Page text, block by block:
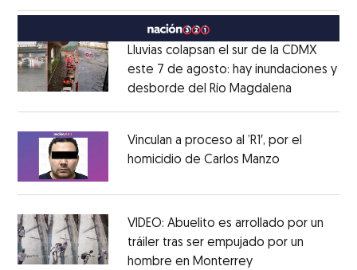
Lluvias colapsan el sur de la CDMX
este 7 de agosto: hay inundaciones y
desborde del Río Magdalena
Vinculan a proceso al ’R1′, por el
homicidio de Carlos Manzo
VIDEO: Abuelito es arrollado por un
tráiler tras ser empujado por un
hombre en MonterreyOpens in new